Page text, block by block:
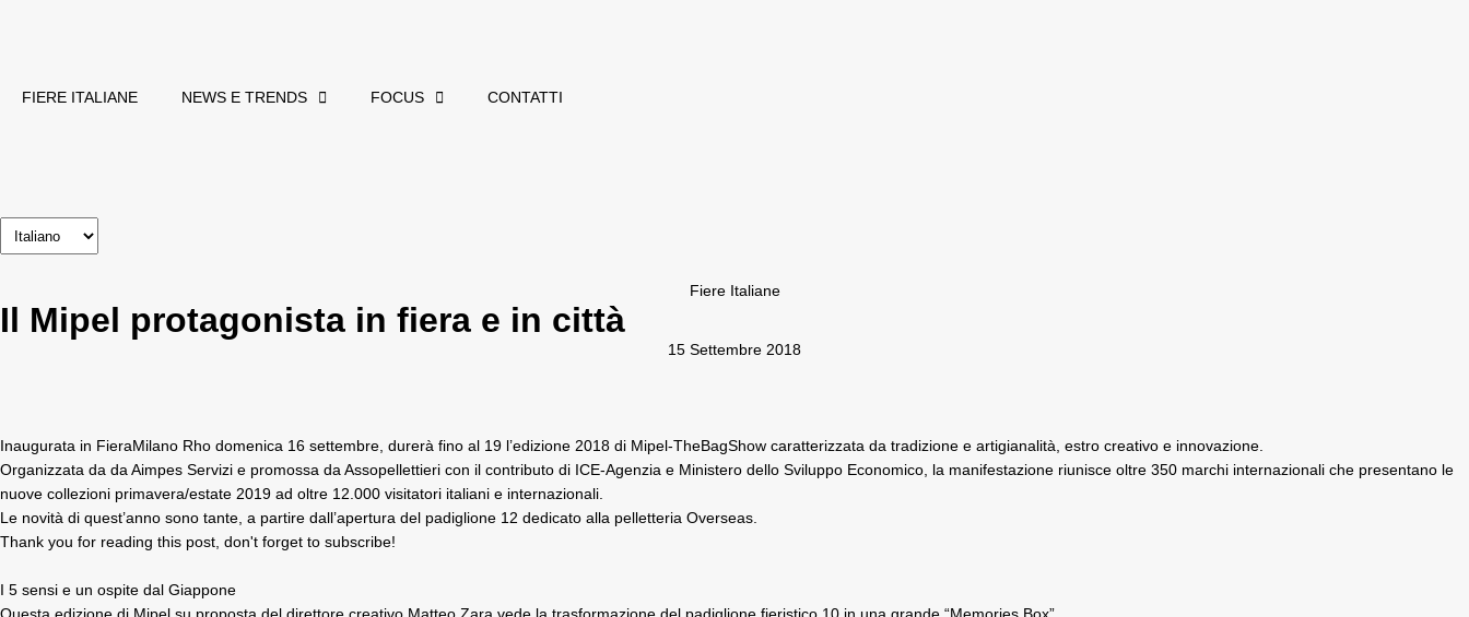
FIERE ITALIANE NEWS E TRENDS FOCUS CONTATTI
Fiere Italiane
Il Mipel protagonista in fiera e in città
15 Settembre 2018
Inaugurata in FieraMilano Rho domenica 16 settembre, durerà fino al 19 l’edizione 2018 di Mipel-TheBagShow caratterizzata da tradizione e artigianalità, estro creativo e innovazione.
Organizzata da da Aimpes Servizi e promossa da Assopellettieri con il contributo di ICE-Agenzia e Ministero dello Sviluppo Economico, la manifestazione riunisce oltre 350 marchi internazionali che presentano le
nuove collezioni primavera/estate 2019 ad oltre 12.000 visitatori italiani e internazionali.
Le novità di quest’anno sono tante, a partire dall’apertura del padiglione 12 dedicato alla pelletteria Overseas.
Thank you for reading this post, don't forget to subscribe!
I 5 sensi e un ospite dal Giappone